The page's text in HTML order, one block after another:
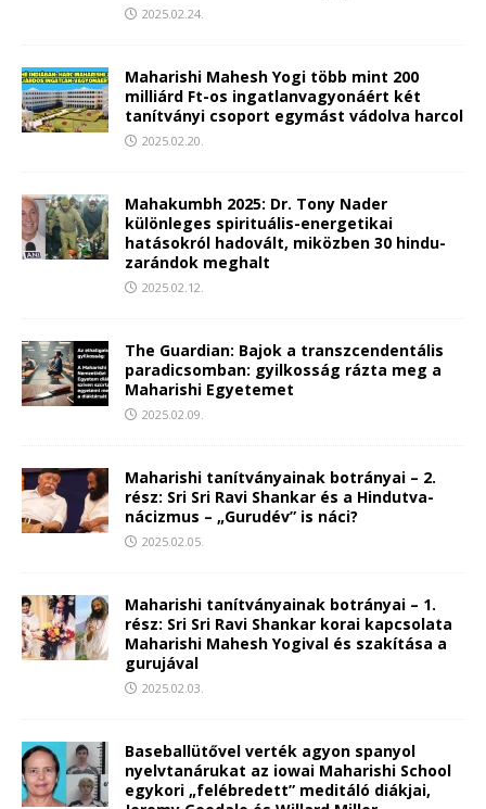
2025.02.24.
Maharishi Mahesh Yogi több mint 200
milliárd Ft-os ingatlanvagyonáért két
tanítványi csoport egymást vádolva harcol
2025.02.20.
Mahakumbh 2025: Dr. Tony Nader
különleges spirituális-energetikai
hatásokról hadovált, miközben 30 hindu-
zarándok meghalt
2025.02.12.
The Guardian: Bajok a transzcendentális
paradicsomban: gyilkosság rázta meg a
Maharishi Egyetemet
2025.02.09.
Maharishi tanítványainak botrányai – 2.
rész: Sri Sri Ravi Shankar és a Hindutva-
nácizmus – „Gurudév” is náci?
2025.02.05.
Maharishi tanítványainak botrányai – 1.
rész: Sri Sri Ravi Shankar korai kapcsolata
Maharishi Mahesh Yogival és szakítása a
gurujával
2025.02.03.
Baseballütővel verték agyon spanyol
nyelvtanárukat az iowai Maharishi School
egykori „felébredett” meditáló diákjai,